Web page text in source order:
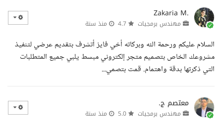
Zakaria M.
مهندس برمجيات منذ سنة
السلام عليكم ورحمة الله وبركاته أخي فايز أتشرف بتقديم عرضي لتنفيذ
مشروعك الخاص بتصميم متجر إلكتروني مبسط يلبي جميع المتطلبات
التي ذكرتها بدقة واهتمام. قمت بتصمي...
معتصم ج.
مهندس برمجيات منذ سنة